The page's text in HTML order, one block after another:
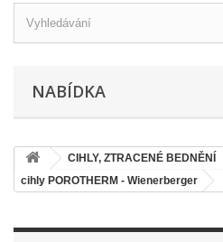
NABÍDKA
CIHLY, ZTRACENÉ BEDNĚNÍ
cihly POROTHERM - Wienerberger